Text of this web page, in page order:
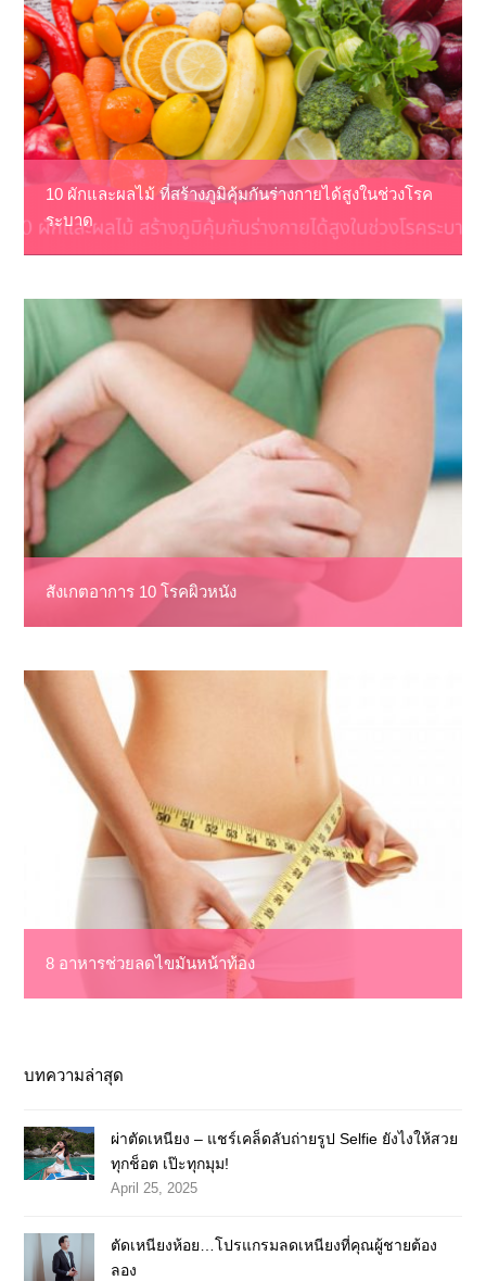
10 ผักและผลไม้ ที่สร้างภูมิคุ้มกันร่างกายได้สูงในช่วงโรค
ระบาด
สังเกตอาการ 10 โรคผิวหนัง
8 อาหารช่วยลดไขมันหน้าท้อง
บทความล่าสุด
ผ่าตัดเหนียง – แชร์เคล็ดลับถ่ายรูป Selfie ยังไงให้สวย
ทุกช็อต เป๊ะทุกมุม!
April 25, 2025
ตัดเหนียงห้อย…โปรแกรมลดเหนียงที่คุณผู้ชายต้อง
ลอง